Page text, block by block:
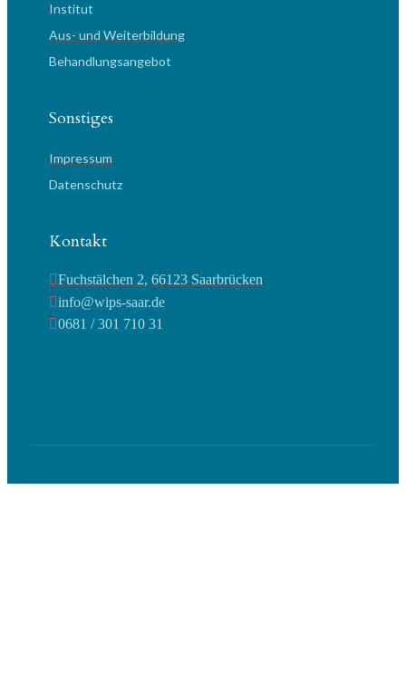
Institut
Aus- und Weiterbildung
Behandlungsangebot
Sonstiges
Impressum
Datenschutz
Kontakt
Fuchstälchen 2, 66123 Saarbrücken
info@wips-saar.de
0681 / 301 710 31